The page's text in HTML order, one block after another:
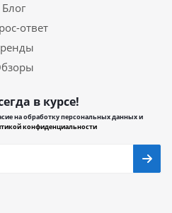
Блог
ответ
в курсе!
на обработку персональных данных и
конфиденциальности